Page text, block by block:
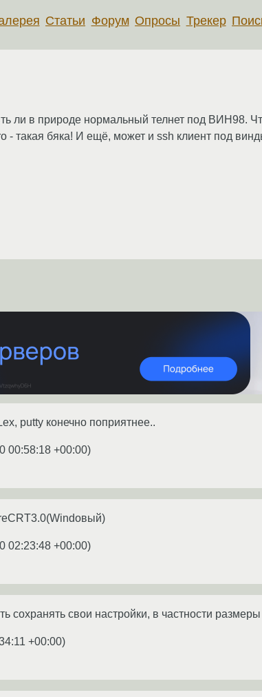
Статьи Форум Опросы Трекер
ли в природе нормальный телнет под ВИН98.
- такая бяка! И ещё, может и ssh клиент под
putty конечно поприятнее..
00:58:18 +00:00)
02:23:48 +00:00)
сохранять свои настройки, в частности
+00:00)